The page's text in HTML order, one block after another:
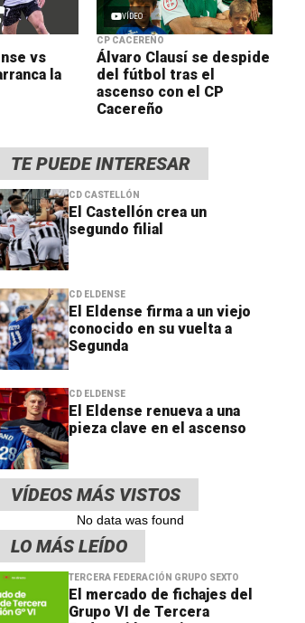
vs
la
VÍDEO
CP CACEREÑO
Álvaro Clausí se despide
del fútbol tras el
ascenso con el CP
Cacereño
TE PUEDE INTERESAR
CD CASTELLÓN
El Castellón crea un
segundo filial
CD ELDENSE
El Eldense firma a un viejo
conocido en su vuelta a
Segunda
CD ELDENSE
El Eldense renueva a una
pieza clave en el ascenso
VÍDEOS MÁS VISTOS
No data was found
LO MÁS LEÍDO
TERCERA FEDERACIÓN GRUPO SEXTO
El mercado de fichajes del
Grupo VI de Tercera